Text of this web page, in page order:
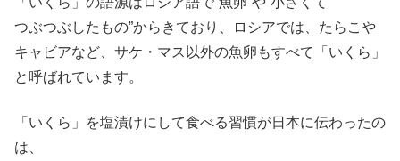
つぶつぶしたもの”からきており、ロシアでは、たらこや
キャビアなど、サケ・マス以外の魚卵もすべて「いくら」
と呼ばれています。
「いくら」を塩漬けにして食べる習慣が日本に伝わったの
は、